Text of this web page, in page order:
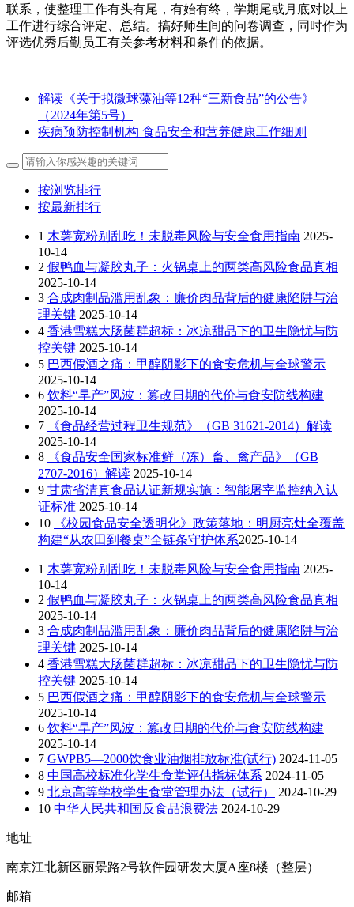
联系，使整理工作有头有尾，有始有终，学期尾或月底对以上
工作进行综合评定、总结。搞好师生间的问卷调查，同时作为
评选优秀后勤员工有关参考材料和条件的依据。
解读《关于拟微球藻油等12种“三新食品”的公告》
（2024年第5号）
疾病预防控制机构 食品安全和营养健康工作细则
按浏览排行
按最新排行
1 木薯宽粉别乱吃！未脱毒风险与安全食用指南 2025-
10-14
2 假鸭血与凝胶丸子：火锅桌上的两类高风险食品真相
2025-10-14
3 合成肉制品滥用乱象：廉价肉品背后的健康陷阱与治
理关键 2025-10-14
4 香港雪糕大肠菌群超标：冰凉甜品下的卫生隐忧与防
控关键 2025-10-14
5 巴西假酒之痛：甲醇阴影下的食安危机与全球警示
2025-10-14
6 饮料“早产”风波：篡改日期的代价与食安防线构建
2025-10-14
7
《食品经营过程卫生规范》（GB 31621-2014）解读
2025-10-14
8
《食品安全国家标准鲜（冻）畜、禽产品》（GB
2707-2016）解读 2025-10-14
9 甘肃省清真食品认证新规实施：智能屠宰监控纳入认
证标准 2025-10-14
10
《校园食品安全透明化》政策落地：明厨亮灶全覆盖
构建“从农田到餐桌”全链条守护体系​2025-10-14
1 木薯宽粉别乱吃！未脱毒风险与安全食用指南 2025-
10-14
2 假鸭血与凝胶丸子：火锅桌上的两类高风险食品真相
2025-10-14
3 合成肉制品滥用乱象：廉价肉品背后的健康陷阱与治
理关键 2025-10-14
4 香港雪糕大肠菌群超标：冰凉甜品下的卫生隐忧与防
控关键 2025-10-14
5 巴西假酒之痛：甲醇阴影下的食安危机与全球警示
2025-10-14
6 饮料“早产”风波：篡改日期的代价与食安防线构建
2025-10-14
7 GWPB5—2000饮食业油烟排放标准(试行) 2024-11-05
8 中国高校标准化学生食堂评估指标体系 2024-11-05
9 北京高等学校学生食堂管理办法（试行）
2024-10-29
10 中华人民共和国反食品浪费法 2024-10-29
地址
南京江北新区丽景路2号软件园研发大厦A座8楼（整层）
邮箱